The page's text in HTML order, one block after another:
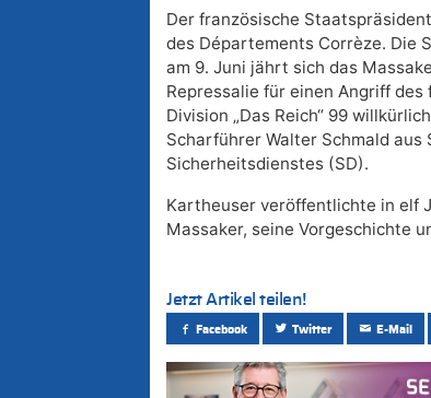
Der französische
des Départements Corrèze. Die
am 9. Juni jährt sich das
Repressalie für einen Angriff
Division „Das Reich“ 99
Scharführer Walter Schmald
Sicherheitsdienstes (SD).
Kartheuser veröffentlichte in elf
Massaker, seine Vorgeschichte
Jetzt Artikel teilen!
Facebook Twitter E-Mail